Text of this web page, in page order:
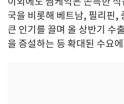
국을 비롯해 베트남, 필리핀,
큰 인기를 끌며 올 상반기 수
을 증설하는 등 확대된 수요